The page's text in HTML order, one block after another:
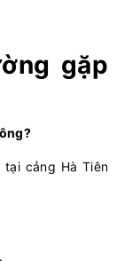
gặp
cảng Hà Tiên